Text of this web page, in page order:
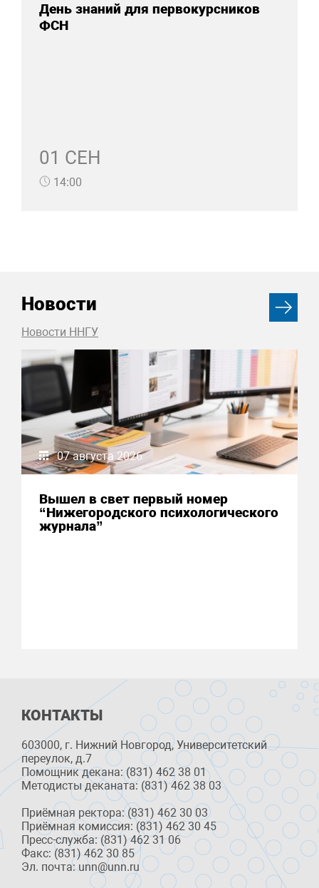
День знаний для первокурсников
ФСН
01 СЕН
14:00
Новости
Новости ННГУ
07 августа 2026
Вышел в свет первый номер
“Нижегородского психологического
журнала”
КОНТАКТЫ
603000, г. Нижний Новгород, Университетский
переулок, д.7
Помощник декана: (831) 462 38 01
Методисты деканата: (831) 462 38 03
Приёмная ректора: (831) 462 30 03
Приёмная комиссия: (831) 462 30 45
Пресс-служба: (831) 462 31 06
Факс: (831) 462 30 85
Эл. почта: unn@unn.ru